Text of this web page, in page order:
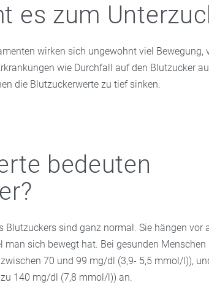
es zum
wirken sich ungewohnt viel Bewegung,
wie Durchfall auf den Blutzucker
die Blutzuckerwerte zu tief sinken.
bedeuten
Blutzuckers sind ganz normal. Sie hängen vor
man sich bewegt hat. Bei gesunden Menschen
70 und 99 mg/dl (3,9- 5,5 mmol/l)),
140 mg/dl (7,8 mmol/l)) an.